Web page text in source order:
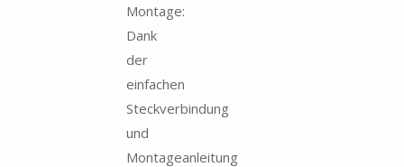
Montage:
Dank
der
einfachen
Steckverbindung
und
Montageanleitung